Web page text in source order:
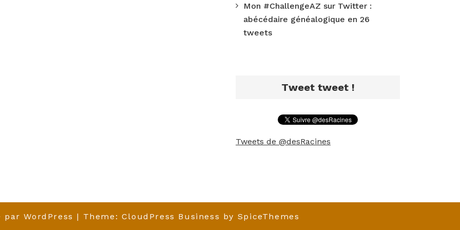
Mon #ChallengeAZ sur Twitter :
abécédaire généalogique en 26
tweets
Tweet tweet !
Tweets de @desRacines
parWordPress | Theme: CloudPress Business by SpiceThemes